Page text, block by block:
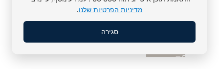
מדיניות הפרטיות שלנו.
סגירה
עם מטען אלחוטי
Keisar